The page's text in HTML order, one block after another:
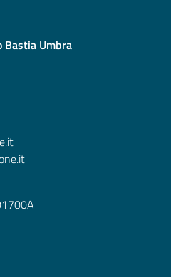
Bastia Umbra